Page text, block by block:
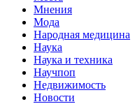
Мнения
Мода
Народная медицина
Наука
Наука и техника
Научпоп
Недвижимость
Новости